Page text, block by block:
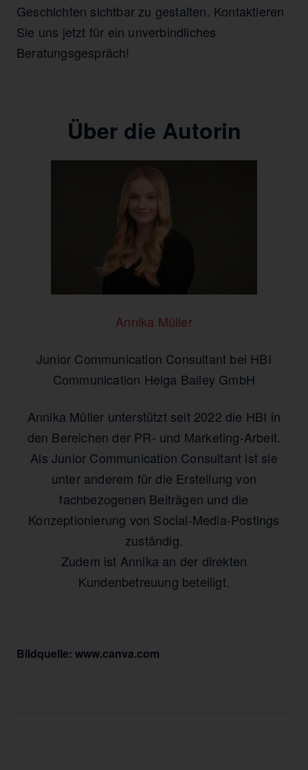
Geschichten sichtbar zu gestalten. Kontaktieren
Sie uns jetzt für ein unverbindliches
Beratungsgespräch!
Über die Autorin
Annika Müller
Junior Communication Consultant bei HBI
Communication Helga Bailey GmbH
Annika Müller unterstützt seit 2022 die HBI in
den Bereichen der PR- und Marketing-Arbeit.
Als Junior Communication Consultant ist sie
unter anderem für die Erstellung von
fachbezogenen Beiträgen und die
Konzeptionierung von Social-Media-Postings
zuständig.
Zudem ist Annika an der direkten
Kundenbetreuung beteiligt.
Bildquelle: www.canva.com